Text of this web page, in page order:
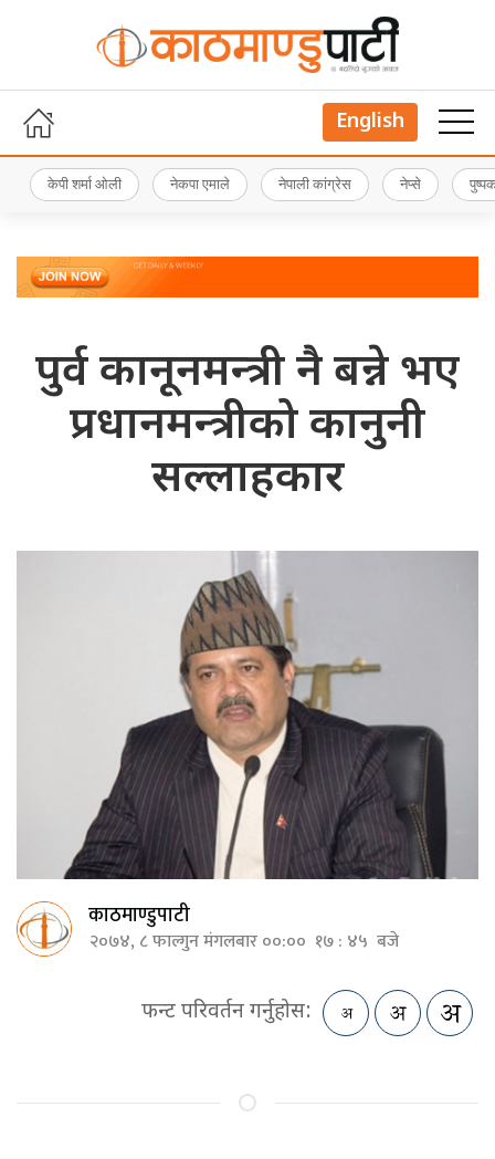
English
केपी शर्मा ओली नेकपा एमाले नेपाली कांग्रेस नेप्से
पुर्व कानूनमन्त्री नै बन्ने भए
प्रधानमन्त्रीको कानुनी
सल्लाहकार
काठमाण्डुपाटी
२०७४, ८ फाल्गुन मंगलबार ००:०० १७ : ४५ बजे
फन्ट परिवर्तन गर्नुहोस: